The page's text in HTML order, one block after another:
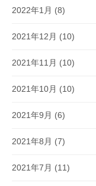
2022年1月 (8)
2021年12月 (10)
2021年11月 (10)
2021年10月 (10)
2021年9月 (6)
2021年8月 (7)
2021年7月 (11)